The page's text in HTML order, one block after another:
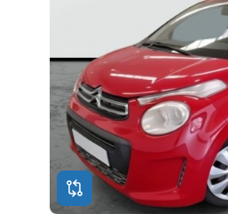
(0)
(0)
Carrocería, año y Kms. (0)